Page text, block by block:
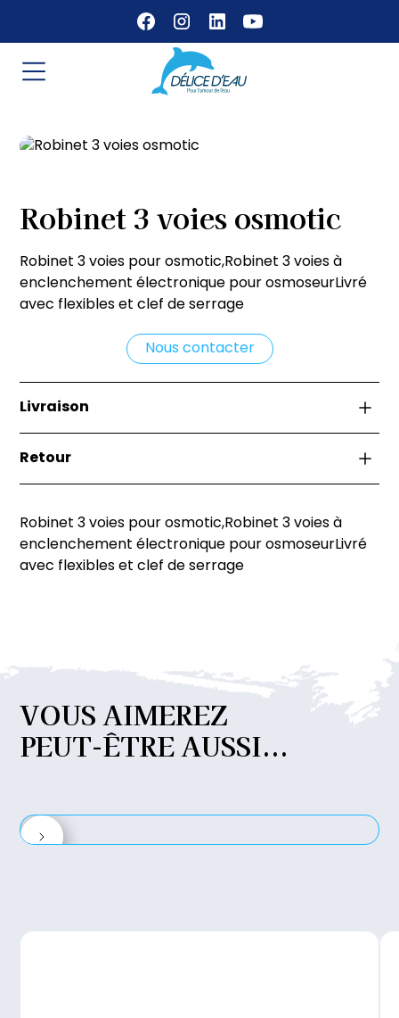
Robinet 3 voies osmotic
Robinet 3 voies pour osmotic,Robinet 3 voies à
enclenchement électronique pour osmoseurLivré
avec flexibles et clef de serrage
Nous contacter
Livraison
de la marchandise à l’acheteur, soit au lieu indiqué
par l’acheteur sur le bon de commande.
Retour
avez 30 jours pour le retourner dans son état
d'origine. Les frais de retour sont à votre charge,
sauf si le produit est défectueux. Pour plus de
Robinet 3 voies pour osmotic,Robinet 3 voies à
enclenchement électronique pour osmoseurLivré
avec flexibles et clef de serrage
VOUSAIMEREZ
PEUT-ÊTREAUSSI...